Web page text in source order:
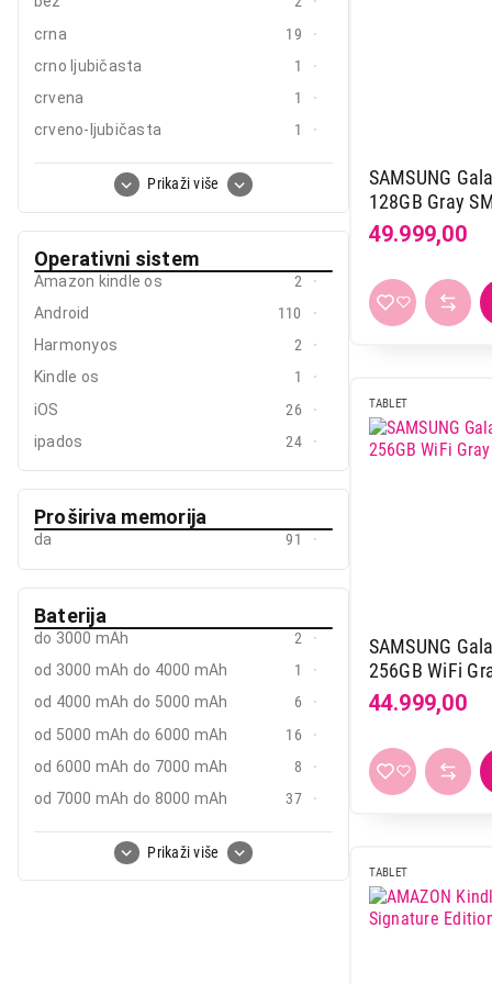
Prikaži više
crna
19
crno ljubičasta
1
crvena
1
crveno-ljubičasta
1
ljubicasta
8
siva
srebrna
11
zelena
7
zlatna
4
žuta
3
Operativni sistem
Amazon kindle os
2
Android
110
Harmonyos
2
Kindle os
1
iOS
26
ipados
24
Proširiva memorija
da 91
Baterija
Prikaži više
do 3000 mAh
2
od 3000 mAh do 4000 mAh
1
od 4000 mAh do 5000 mAh
6
od 5000 mAh do 6000 mAh
16
od 6000 mAh do 7000 mAh
8
od 7000 mAh do 8000 mAh
37
od 8000 mAh do 9000 mAh
18
od 9000 mAh
SAMSUNG
128GB Gray
49.999,00
TABLET
SAMSUNG
256GB WiFi
44.999,00
TABLET